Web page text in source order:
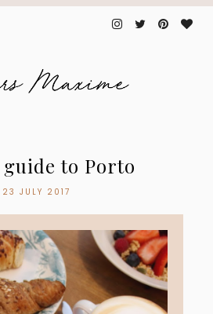
to Porto
23 JULY 2017